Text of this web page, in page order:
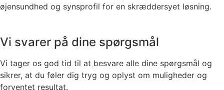
øjensundhed og synsprofil for en skræddersyet løsning.
Vi svarer på dine spørgsmål
Vi tager os god tid til at besvare alle dine spørgsmål og
sikrer, at du føler dig tryg og oplyst om muligheder og
forventet resultat.